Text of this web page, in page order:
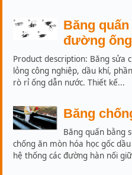
Băng
đường ống
Product description: Băng sửa
lỏng công nghiệp, dầu khí,
rò rỉ ống dẫn nước. Thiết kế...
Băng
Băng quấn bằng
chống ăn mòn hóa học gốc
hệ thống các đường hàn nối